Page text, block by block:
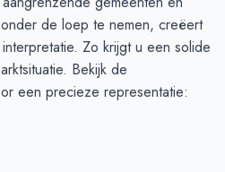
de loep te nemen, creëert
Zo krijgt u een solide
Bekijk de
een precieze representatie: